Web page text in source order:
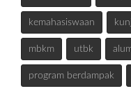
kemahasiswaan
mbkm utbk
program berdampak